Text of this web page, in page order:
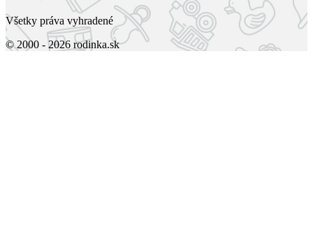
Všetky práva vyhradené
© 2000 - 2026 rodinka.sk